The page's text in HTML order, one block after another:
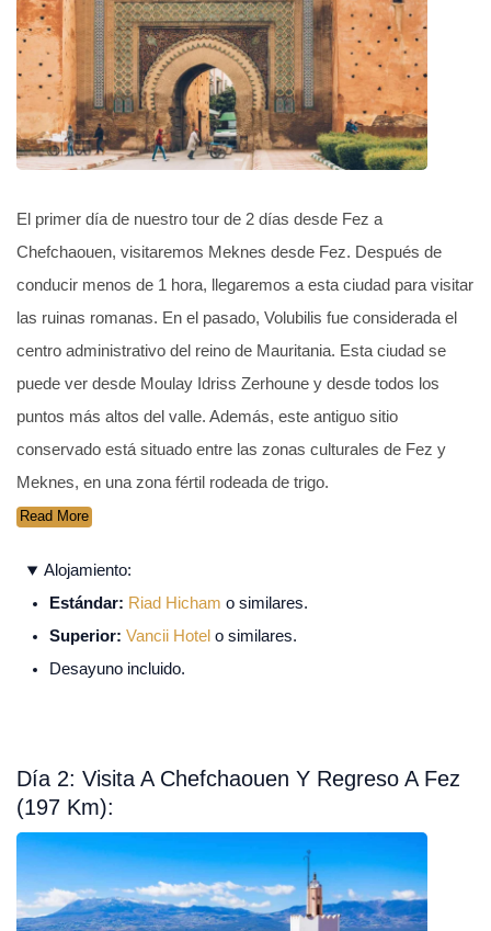
El primer día de nuestro tour de 2 días desde Fez a
Chefchaouen, visitaremos Meknes desde Fez. Después de
conducir menos de 1 hora, llegaremos a esta ciudad para visitar
las ruinas romanas. En el pasado, Volubilis fue considerada el
centro administrativo del reino de Mauritania. Esta ciudad se
puede ver desde Moulay Idriss Zerhoune y desde todos los
puntos más altos del valle. Además, este antiguo sitio
conservado está situado entre las zonas culturales de Fez y
Meknes, en una zona fértil rodeada de trigo.
Read More
Alojamiento:
Estándar: Riad Hicham o similares.
Superior: Vancii Hotel o similares.
Desayuno incluido.
Día 2: Visita A Chefchaouen Y Regreso A Fez
(197 Km):